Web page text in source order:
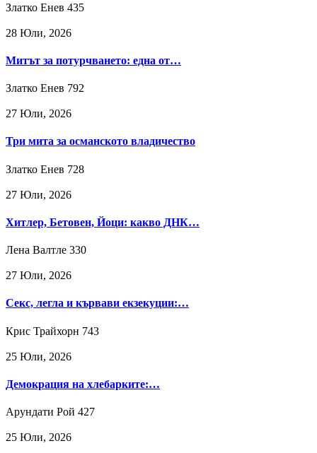
Златко Енев 435
28 Юли, 2026
Митът за потурчването: една от…
Златко Енев 792
27 Юли, 2026
Три мита за османското владичество
Златко Енев 728
27 Юли, 2026
Хитлер, Бетовен, Йоци: какво ДНК…
Лена Валтле 330
27 Юли, 2026
Секс, легла и кървави екзекуции:…
Крис Трайхорн 743
25 Юли, 2026
Демокрация на хлебарките:…
Арундати Рой 427
25 Юли, 2026